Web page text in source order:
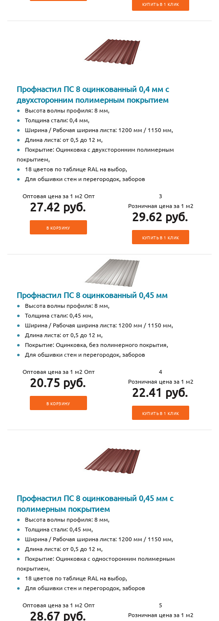
КУПИТЬ В 1 КЛИК
Профнастил ПС 8 оцинкованный 0,4 мм с
двухсторонним полимерным покрытием
Высота волны профиля: 8 мм,
Толщина стали: 0,4 мм,
Ширина / Рабочая ширина листа: 1200 мм / 1150 мм,
Длина листа: от 0,5 до 12 м,
Покрытие: Оцинковка с двухсторонним полимерным
покрытием,
18 цветов по таблице RAL на выбор,
Для обшивки стен и перегородок, заборов
Оптовая цена за 1 м2 Опт
27.42 руб.
В КОРЗИНУ
3
Розничная цена за 1 м2
29.62 руб.
КУПИТЬ В 1 КЛИК
Профнастил ПС 8 оцинкованный 0,45 мм
Высота волны профиля: 8 мм,
Толщина стали: 0,45 мм,
Ширина / Рабочая ширина листа: 1200 мм / 1150 мм,
Длина листа: от 0,5 до 12 м,
Покрытие: Оцинковка, без полимерного покрытия,
Для обшивки стен и перегородок, заборов
Оптовая цена за 1 м2 Опт
20.75 руб.
В КОРЗИНУ
4
Розничная цена за 1 м2
22.41 руб.
КУПИТЬ В 1 КЛИК
Профнастил ПС 8 оцинкованный 0,45 мм с
полимерным покрытием
Высота волны профиля: 8 мм,
Толщина стали: 0,45 мм,
Ширина / Рабочая ширина листа: 1200 мм / 1150 мм,
Длина листа: от 0,5 до 12 м,
Покрытие: Оцинковка с односторонним полимерным
покрытием,
18 цветов по таблице RAL на выбор,
Для обшивки стен и перегородок, заборов
Оптовая цена за 1 м2 Опт
28.67 руб.
5
Розничная цена за 1 м2